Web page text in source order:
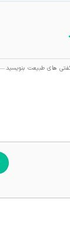
های طبیعت بنویسید